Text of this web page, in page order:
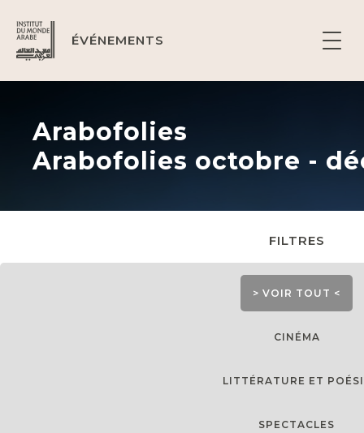
ÉVÉNEMENTS
Arabofolies
Arabofolies octobre -
FILTRES
> VOIR TOUT <
CINÉMA
LITTÉRATURE ET
SPECTACLES